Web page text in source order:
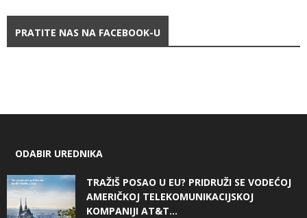
PRATITE NAS NA FACEBOOK-U
ODABIR UREDNIKA
TRAŽIŠ POSAO U EU? PRIDRUŽI SE VODEĆOJ
AMERIČKOJ TELEKOMUNIKACIJSKOJ
KOMPANIJI AT&T...